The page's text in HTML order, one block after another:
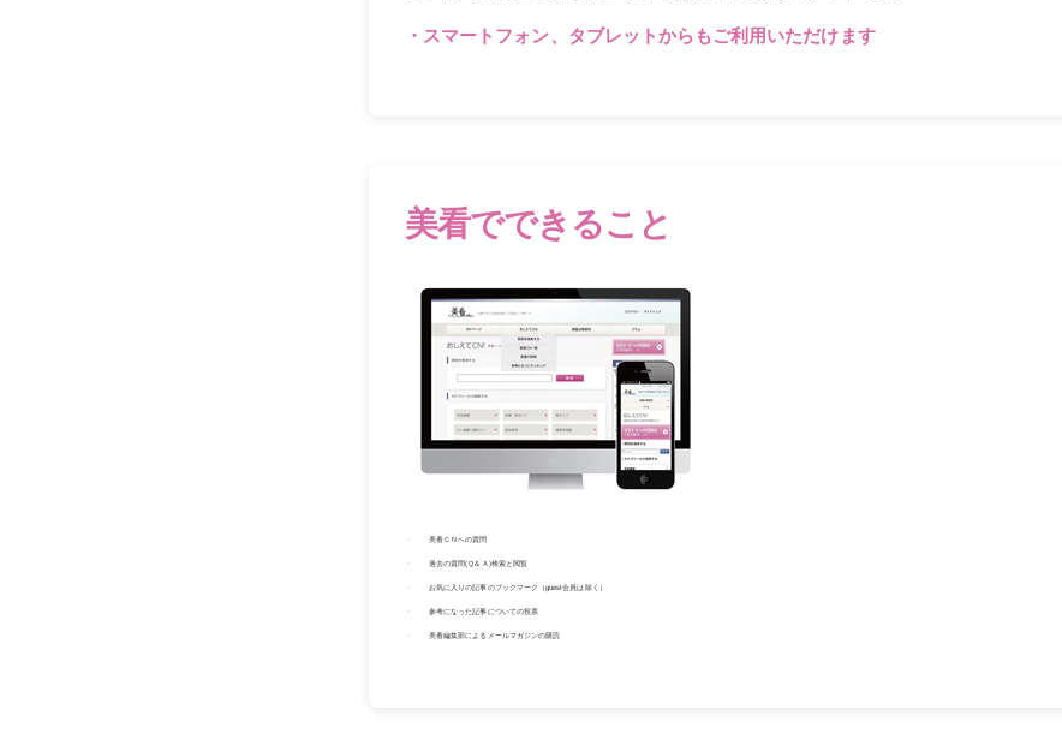
・スマートフォン、タブレットからもご利用いただけます
美看でできること
美看ＣＮへの質問
過去の質問(Ｑ＆Ａ)検索と閲覧
お気に入りの記事のブックマーク（guest会員は除く）
参考になった記事についての投票
美看編集部によるメールマガジンの購読